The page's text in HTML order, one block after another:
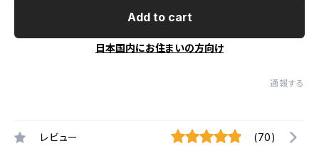
Add to cart
日本国内にお住まいの方向け
通報する
レビュー (70)